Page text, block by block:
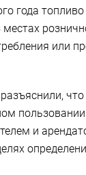
года
или
что
и